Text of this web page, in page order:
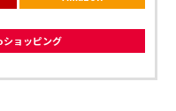
ョッピング